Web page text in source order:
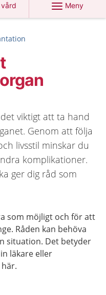
Meny
viktigt att ta hand
Genom att följa
livsstil minskar du
komplikationer.
ger dig råd som
som möjligt och för att
Råden kan behöva
situation. Det betyder
läkare eller